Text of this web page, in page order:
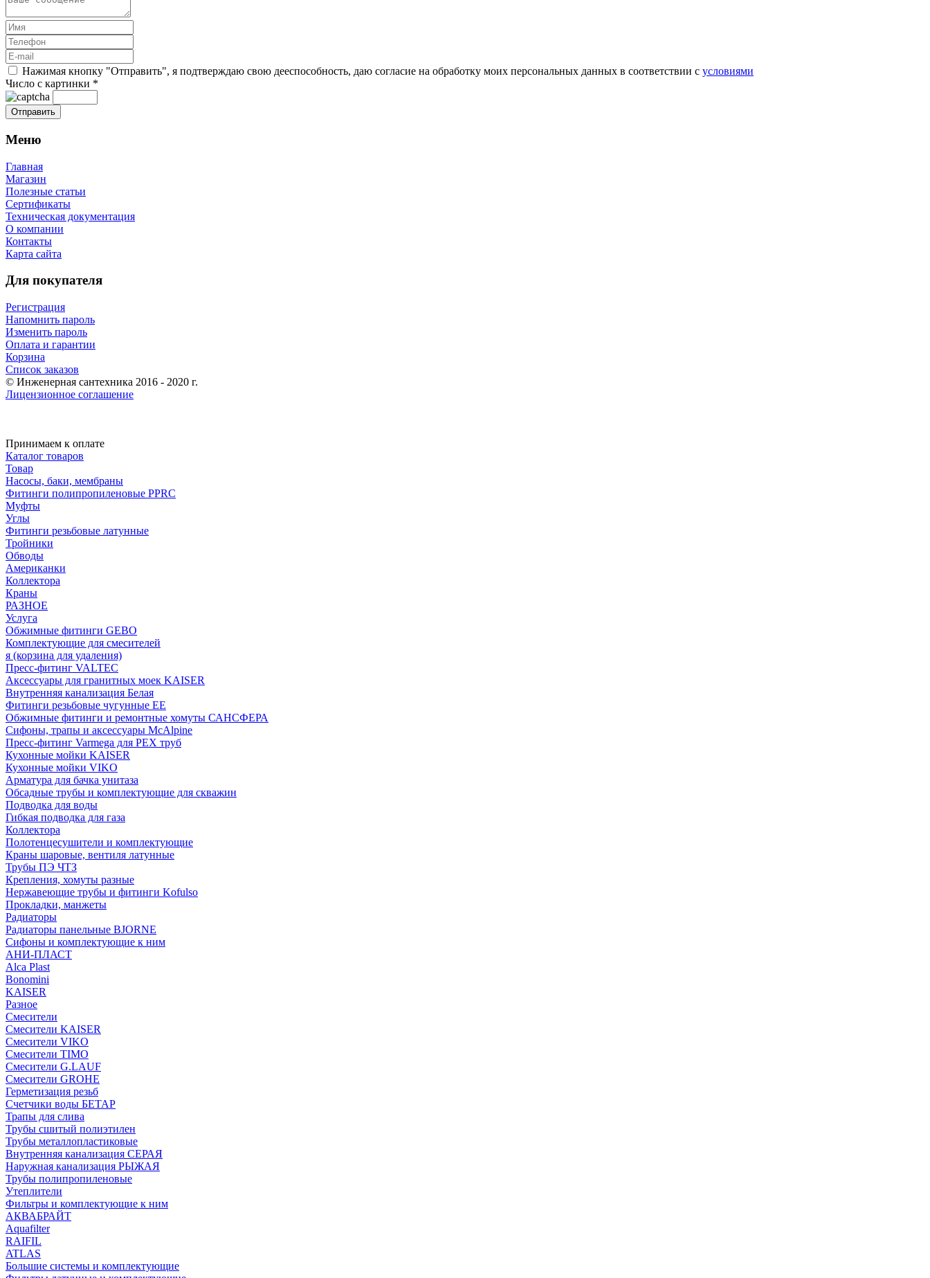
Нажимая кнопку "Отправить", я подтверждаю свою дееспособность, даю согласие на обработку моих персональных данных в соответствии с условиями
Число с картинки *
Меню
Главная
Магазин
Полезные статьи
Сертификаты
Техническая документация
О компании
Контакты
Карта сайта
Для покупателя
Регистрация
Напомнить пароль
Изменить пароль
Оплата и гарантии
Корзина
Список заказов
© Инженерная сантехника 2016 - 2020 г.
Лицензионное соглашение
Принимаем к оплате
Каталог товаров
Товар
Насосы, баки, мембраны
Фитинги полипропиленовые PPRC
Муфты
Углы
Фитинги резьбовые латунные
Тройники
Обводы
Американки
Коллектора
Краны
РАЗНОЕ
Услуга
Обжимные фитинги GEBO
Комплектующие для смесителей
я (корзина для удаления)
Пресс-фитинг VALTEC
Аксессуары для гранитных моек KAISER
Внутренняя канализация Белая
Фитинги резьбовые чугунные EE
Обжимные фитинги и ремонтные хомуты САНСФЕРА
Сифоны, трапы и аксессуары McAlpine
Пресс-фитинг Varmega для PEX труб
Кухонные мойки KAISER
Кухонные мойки VIKO
Арматура для бачка унитаза
Обсадные трубы и комплектующие для скважин
Подводка для воды
Гибкая подводка для газа
Коллектора
Полотенцесушители и комплектующие
Краны шаровые, вентиля латунные
Трубы ПЭ ЧТЗ
Крепления, хомуты разные
Нержавеющие трубы и фитинги Kofulso
Прокладки, манжеты
Радиаторы
Радиаторы панельные BJORNE
Сифоны и комплектующие к ним
АНИ-ПЛАСТ
Alca Plast
Bonomini
KAISER
Разное
Смесители
Смесители KAISER
Смесители VIKO
Смесители TIMO
Смесители G.LAUF
Смесители GROHE
Герметизация резьб
Счетчики воды БЕТАР
Трапы для слива
Трубы сшитый полиэтилен
Трубы металлопластиковые
Внутренняя канализация СЕРАЯ
Наружная канализация РЫЖАЯ
Трубы полипропиленовые
Утеплители
Фильтры и комплектующие к ним
АКВАБРАЙТ
Aquafilter
RAIFIL
ATLAS
Большие системы и комплектующие